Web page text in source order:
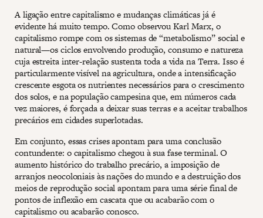
A ligação entre capitalismo e mudanças climáticas já é
evidente há muito tempo. Como observou Karl Marx, o
capitalismo rompe com os sistemas de “metabolismo” social e
natural—os ciclos envolvendo produção, consumo e natureza
cuja estreita inter-relação sustenta toda a vida na Terra. Isso é
particularmente visível na agricultura, onde a intensificação
crescente esgota os nutrientes necessários para o crescimento
dos solos, e na população campesina que, em números cada
vez maiores, é forçada a deixar suas terras e a aceitar trabalhos
precários em cidades superlotadas.
Em conjunto, essas crises apontam para uma conclusão
contundente: o capitalismo chegou à sua fase terminal. O
aumento histórico do trabalho precário, a imposição de
arranjos neocoloniais às nações do mundo e a destruição dos
meios de reprodução social apontam para uma série final de
pontos de inflexão em cascata que ou acabarão com o
capitalismo ou acabarão conosco.